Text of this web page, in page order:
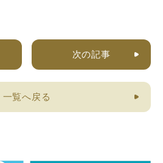
次の記事
一覧へ戻る